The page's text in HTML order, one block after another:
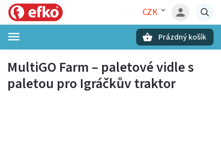
CZK
Prázdný košík
MultiGO Farm – paletové vidle s
paletou pro Igráčkův traktor